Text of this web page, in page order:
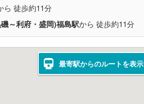
ら 徒歩約11分
～利府・盛岡)福島駅から 徒歩約11分
最寄駅からのルートを表示